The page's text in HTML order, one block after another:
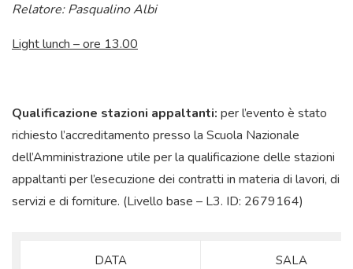
Relatore: Pasqualino Albi
Light lunch – ore 13.00
Qualificazione stazioni appaltanti: per l’evento è stato
richiesto l’accreditamento presso la Scuola Nazionale
dell’Amministrazione utile per la qualificazione delle stazioni
appaltanti per l’esecuzione dei contratti in materia di lavori, di
servizi e di forniture. (Livello base – L3. ID: 2679164)
DATA SALA